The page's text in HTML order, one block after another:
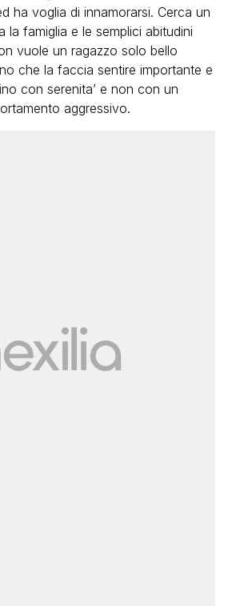
ha voglia di innamorarsi. Cerca un
la famiglia e le semplici abitudini
vuole un ragazzo solo bello
che la faccia sentire importante e
con serenita’ e non con un
aggressivo.